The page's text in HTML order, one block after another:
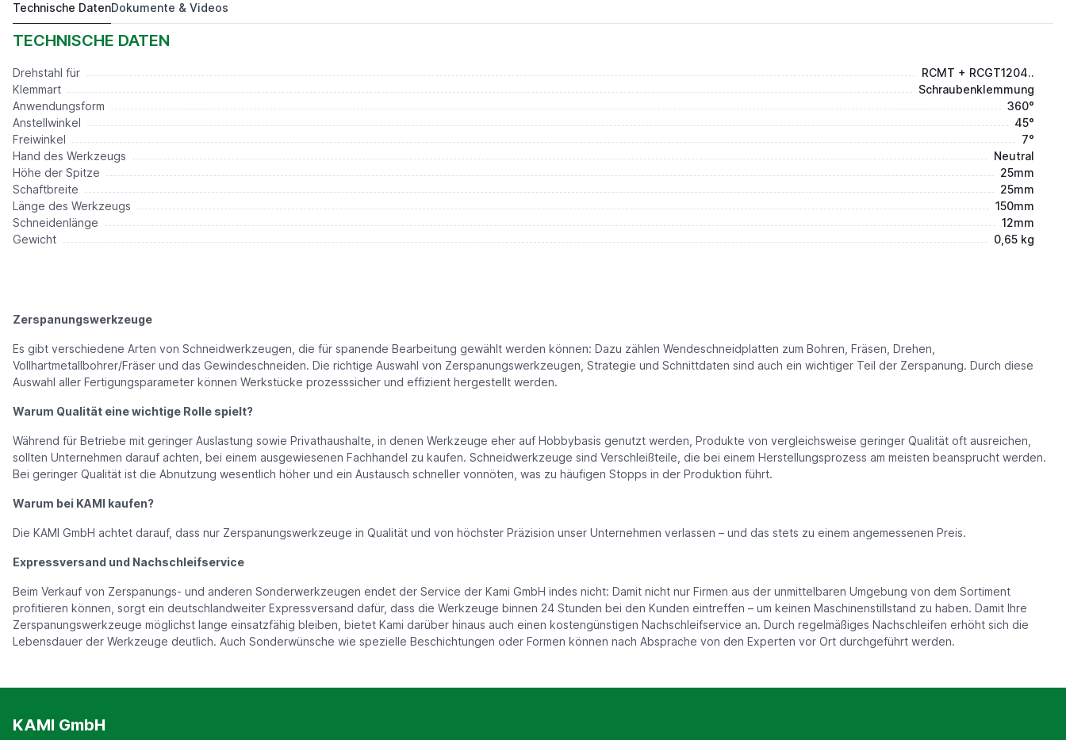
SRDCN2525M12
15,00 €*
Technische DatenDokumente & Videos
TECHNISCHE DATEN
Drehstahl für
RCMT + RCGT1204..
Klemmart
Schraubenklemmung
Anwendungsform
360°
Anstellwinkel
45°
Freiwinkel
7°
Hand des Werkzeugs
Neutral
Höhe der Spitze
25mm
Schaftbreite
25mm
Länge des Werkzeugs
150mm
Schneidenlänge
12mm
Gewicht
0,65 kg
Zerspanungswerkzeuge
Es gibt verschiedene Arten von Schneidwerkzeugen, die für spanende Bearbeitung gewählt werden können: Dazu zählen Wendeschneidplatten zum Bohren, Fräsen, Drehen,
Vollhartmetallbohrer/Fräser und das Gewindeschneiden. Die richtige Auswahl von Zerspanungswerkzeugen, Strategie und Schnittdaten sind auch ein wichtiger Teil der Zerspanung. Durch diese
Auswahl aller Fertigungsparameter können Werkstücke prozesssicher und effizient hergestellt werden.
Warum Qualität eine wichtige Rolle spielt?
Während für Betriebe mit geringer Auslastung sowie Privathaushalte, in denen Werkzeuge eher auf Hobbybasis genutzt werden, Produkte von vergleichsweise geringer Qualität oft ausreichen,
sollten Unternehmen darauf achten, bei einem ausgewiesenen Fachhandel zu kaufen. Schneidwerkzeuge sind Verschleißteile, die bei einem Herstellungsprozess am meisten beansprucht werden.
Bei geringer Qualität ist die Abnutzung wesentlich höher und ein Austausch schneller vonnöten, was zu häufigen Stopps in der Produktion führt.
Warum bei KAMI kaufen?
Die KAMI GmbH achtet darauf, dass nur Zerspanungswerkzeuge in Qualität und von höchster Präzision unser Unternehmen verlassen – und das stets zu einem angemessenen Preis.
Expressversand und Nachschleifservice
Beim Verkauf von Zerspanungs- und anderen Sonderwerkzeugen endet der Service der Kami GmbH indes nicht: Damit nicht nur Firmen aus der unmittelbaren Umgebung von dem Sortiment
profitieren können, sorgt ein deutschlandweiter Expressversand dafür, dass die Werkzeuge binnen 24 Stunden bei den Kunden eintreffen – um keinen Maschinenstillstand zu haben. Damit Ihre
Zerspanungswerkzeuge möglichst lange einsatzfähig bleiben, bietet Kami darüber hinaus auch einen kostengünstigen Nachschleifservice an. Durch regelmäßiges Nachschleifen erhöht sich die
Lebensdauer der Werkzeuge deutlich. Auch Sonderwünsche wie spezielle Beschichtungen oder Formen können nach Absprache von den Experten vor Ort durchgeführt werden.
KAMI GmbH